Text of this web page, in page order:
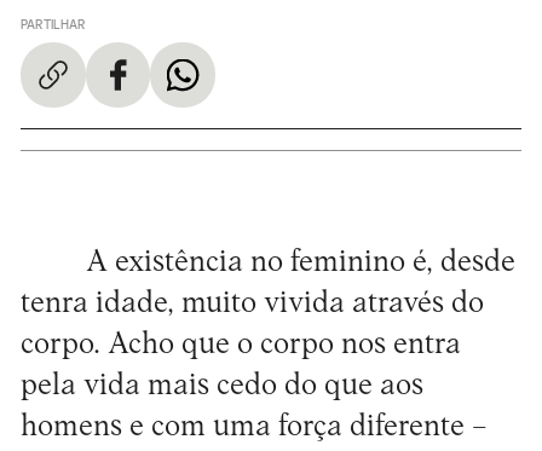
PARTILHAR
A existência no feminino é, desde
tenra idade, muito vivida através do
corpo. Acho que o corpo nos entra
pela vida mais cedo do que aos
homens e com uma força diferente –